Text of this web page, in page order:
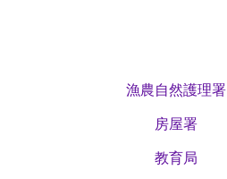
漁農自然護理署
房屋署
教育局